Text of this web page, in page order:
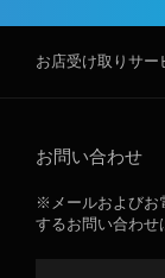
お店受け取りサー
お問い合わせ
※メールおよびお
するお問い合わせ